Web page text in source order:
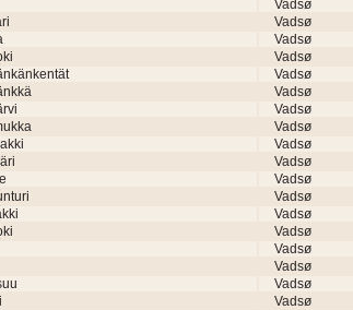
Vadsø
Vadsø
Vadsø
Vadsø
Vadsø
Vadsø
Vadsø
Vadsø
Vadsø
Vadsø
Vadsø
Vadsø
Vadsø
Vadsø
Vadsø
Vadsø
Vadsø
Vadsø